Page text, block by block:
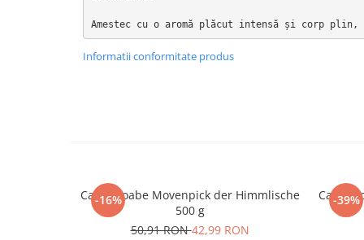
Amestec cu o aromă plăcut intensă și corp
Informatii conformitate produs
-16%
Cafea boabe Movenpick der Himmlische
500 g
50,91 RON42,99 RON
-39%
Cafea